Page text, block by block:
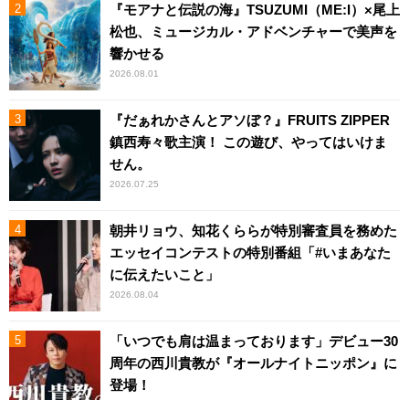
『モアナと伝説の海』TSUZUMI（ME:I）×尾上
松也、ミュージカル・アドベンチャーで美声を
響かせる
2026.08.01
『だぁれかさんとアソぼ？』FRUITS ZIPPER
鎮西寿々歌主演！ この遊び、やってはいけま
せん。
2026.07.25
朝井リョウ、知花くららが特別審査員を務めた
エッセイコンテストの特別番組「#いまあなた
に伝えたいこと」
2026.08.04
「いつでも肩は温まっております」デビュー30
周年の西川貴教が『オールナイトニッポン』に
登場！